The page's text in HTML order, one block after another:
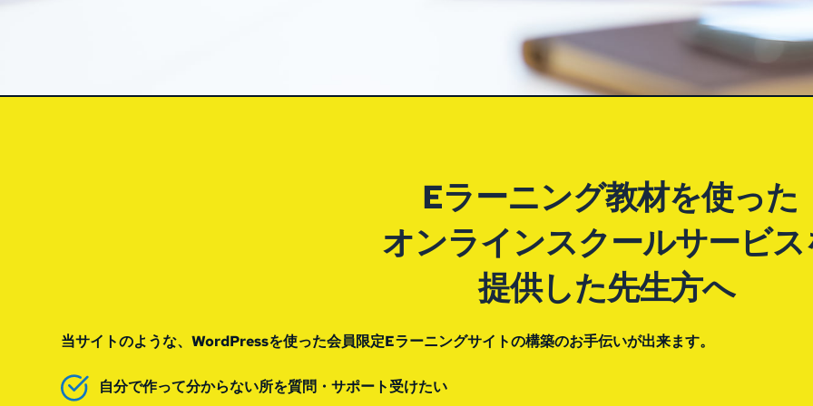
Eラーニング教材を使った
オンラインスクールサービ
提供した先生方へ
当サイトのような、WordPressを使った会員限定Eラーニングサイトの構築のお手伝いが出来ます。
自分で作って分からない所を質問・サポート受けたい